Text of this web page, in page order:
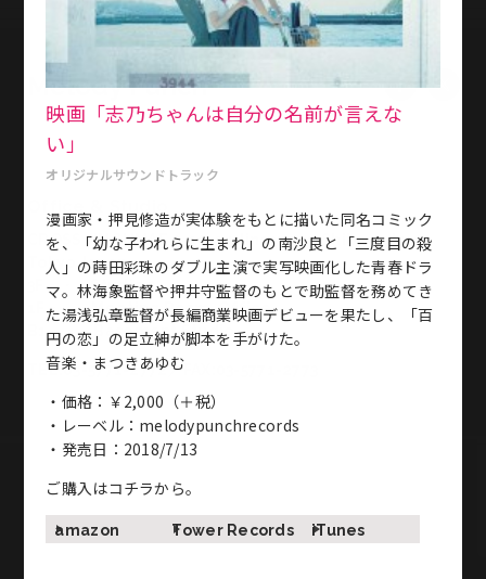
映画「志乃ちゃんは自分の名前が言えな
い」
オリジナルサウンドトラック
漫画家・押見修造が実体験をもとに描いた同名コミック
を、「幼な子われらに生まれ」の南沙良と「三度目の殺
人」の蒔田彩珠のダブル主演で実写映画化した青春ドラ
マ。林海象監督や押井守監督のもとで助監督を務めてき
た湯浅弘章監督が長編商業映画デビューを果たし、「百
円の恋」の足立紳が脚本を手がけた。
音楽・まつきあゆむ
・価格：￥2,000（＋税）
・レーベル：melodypunchrecords
・発売日：2018/7/13
ご購入はコチラから。
amazon Tower Records iTunes
Melody Punch
CROSS JINGUMAE 2-19-14 Jingumae Shibuya-ku
Tokyo Japan
3F・・・Studio 2
1F・・・Meeting Room, Office
B1・・・Basement Studio
TEL:03-5771-2772／FAX:03-5771-2773